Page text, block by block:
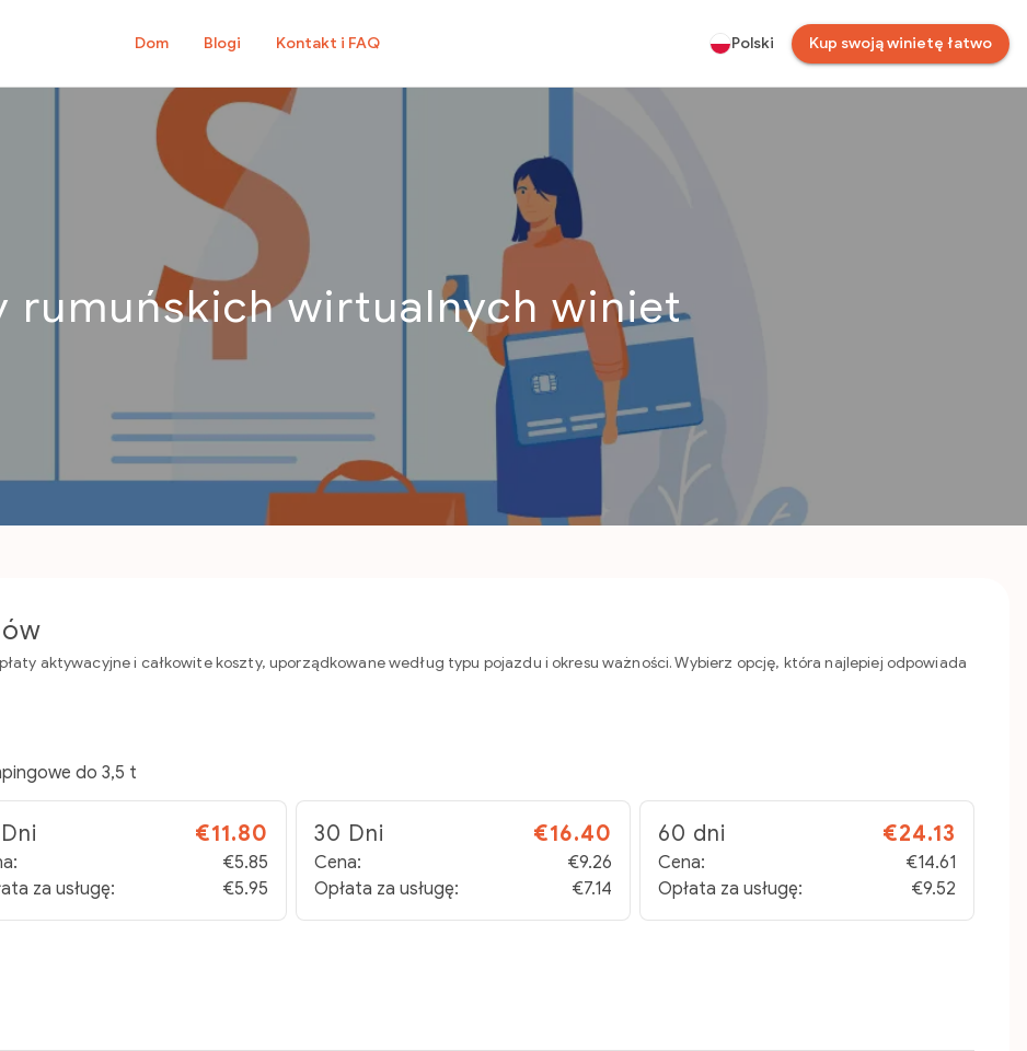
Dom Blogi Kontakt i FAQ Polski Kup swoją winietę łatwo
rumuńskich wirtualnych winiet
aktywacyjne i całkowite koszty, uporządkowane według typu pojazdu i okresu ważności. Wybierz opcję, która najlepiej odpowiada
do 3,5 t
€11.80
€5.85
za usługę:
€5.95
30 Dni €16.40
Cena:
€9.26
Opłata za usługę:
€7.14
60 dni €24.13
Cena:
€14.61
Opłata za usługę:
€9.52